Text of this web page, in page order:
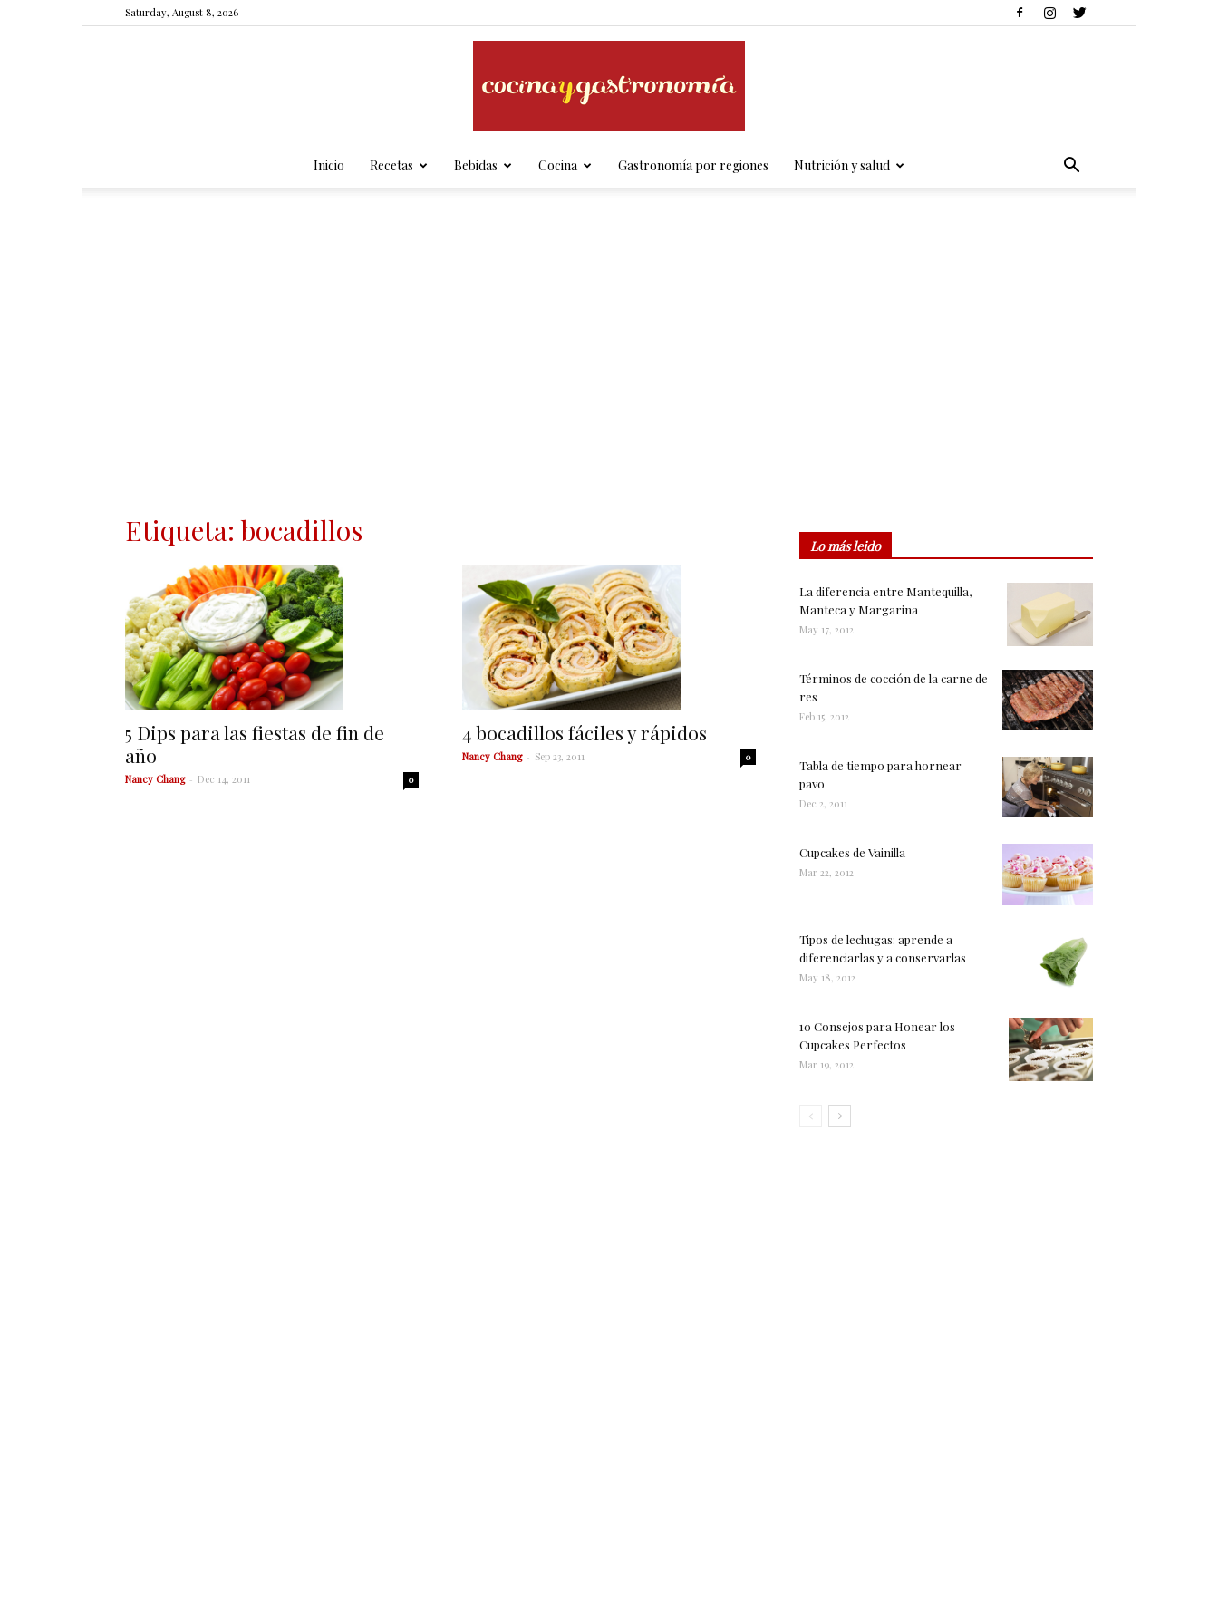
Saturday, August 8, 2026
Inicio Recetas Bebidas Cocina Gastronomía por regiones Nutrición y salud
Etiqueta: bocadillos
5 Dips para las fiestas de fin de
año
Nancy Chang - Dec 14, 2011 0
4 bocadillos fáciles y rápidos
Nancy Chang - Sep 23, 2011 0
Lo más leido
La diferencia entre Mantequilla,
Manteca y Margarina
May 17, 2012
Términos de cocción de la carne de
res
Feb 15, 2012
Tabla de tiempo para hornear
pavo
Dec 2, 2011
Cupcakes de Vainilla
Mar 22, 2012
Tipos de lechugas: aprende a
diferenciarlas y a conservarlas
May 18, 2012
10 Consejos para Honear los
Cupcakes Perfectos
Mar 19, 2012